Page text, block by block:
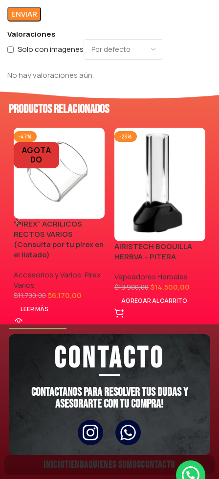
Valoraciones
Solo con imagenes
No hay valoraciones aún.
Productos relacionados
-47%
AGOTA
DO
“PIREX” ACRILICOS
RECTOS VARIOS
(Consulta por tu pirex en
el listado)
Accesorios y Varios, Pirex,
Varios
$11.700,00$6.170,00
LEER MÁS
-23%
AIRISTECH BOQUILLA
HERBVA – PITERA
Vapeadores Herbales
$18.900,00$14.500,00
AGREGAR AL CARRITO
CONTACTO
Contactanos para resolver tus dudas y
asesorarte con tu compra!
INICIOTIENDAQUIENES SOMOSCONTACTO